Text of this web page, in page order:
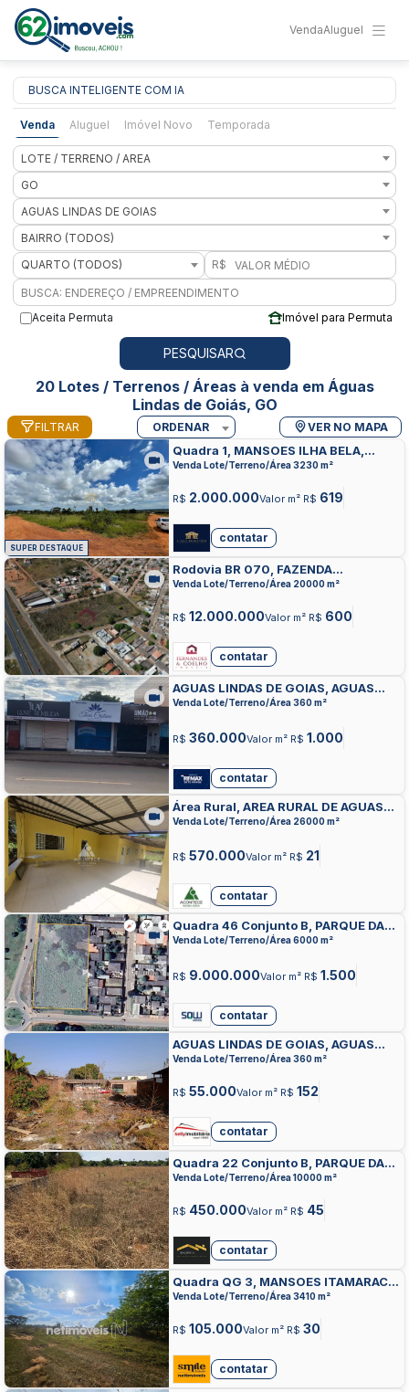
VendaAluguel
BUSCA INTELIGENTE COM IA
Venda Aluguel Imóvel Novo Temporada
LOTE / TERRENO / AREA
GO
AGUAS LINDAS DE GOIAS
BAIRRO (TODOS)
QUARTO (TODOS)
R$
Aceita Permuta Imóvel para Permuta
PESQUISAR
20 Lotes / Terrenos / Áreas à venda em Águas
Lindas de Goiás, GO
FILTRAR ORDENAR VER NO MAPA
SUPER DESTAQUE
Quadra 1, MANSOES ILHA BELA,
AGUAS LINDAS DE GOIAS
Venda Lote/Terreno/Área 3230 m²
R$ 2.000.000Valor m² R$ 619
contatar
Rodovia BR 070, FAZENDA
CACHOEIRA, AGUAS LINDAS DE
Venda Lote/Terreno/Área 20000 m²
R$ 12.000.000Valor m² R$ 600
contatar
AGUAS LINDAS DE GOIAS, AGUAS
LINDAS DE GOIAS, AGUAS LINDAS DE
Venda Lote/Terreno/Área 360 m²
R$ 360.000Valor m² R$ 1.000
contatar
Área Rural, AREA RURAL DE AGUAS
LINDAS DE GOIAS, AGUAS LINDAS DE
Venda Lote/Terreno/Área 26000 m²
R$ 570.000Valor m² R$ 21
contatar
Quadra 46 Conjunto B, PARQUE DA
BARRAGEM SETOR 08, AGUAS
Venda Lote/Terreno/Área 6000 m²
R$ 9.000.000Valor m² R$ 1.500
contatar
AGUAS LINDAS DE GOIAS, AGUAS
LINDAS DE GOIAS, AGUAS LINDAS DE
Venda Lote/Terreno/Área 360 m²
R$ 55.000Valor m² R$ 152
contatar
Quadra 22 Conjunto B, PARQUE DA
BARRAGEM SETOR 08, AGUAS
Venda Lote/Terreno/Área 10000 m²
R$ 450.000Valor m² R$ 45
contatar
Quadra QG 3, MANSOES ITAMARACA,
AGUAS LINDAS DE GOIAS
Venda Lote/Terreno/Área 3410 m²
R$ 105.000Valor m² R$ 30
contatar